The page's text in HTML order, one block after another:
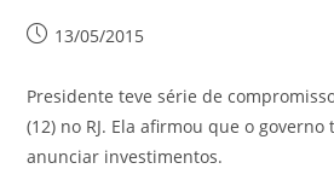
13/05/2015
Presidente teve série de
(12) no RJ. Ela afirmou que o
anunciar investimentos.